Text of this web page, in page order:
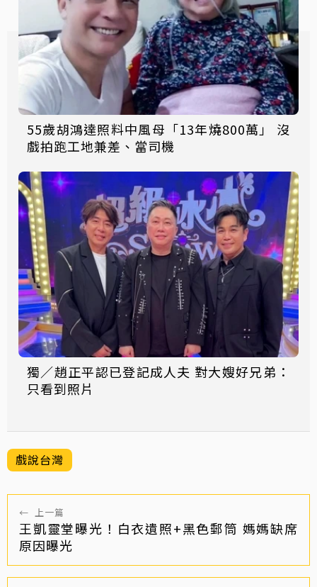
55歲胡鴻達照料中風母「13年燒800萬」 沒
戲拍跑工地兼差、當司機
獨／趙正平認已登記成人夫 對大嫂好兄弟：
只看到照片
戲說台灣
← 上一篇
王凱靈堂曝光！白衣遺照+黑色郵筒 媽媽缺席
原因曝光